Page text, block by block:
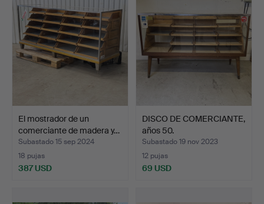
El mostrador de un
comerciante de madera y…
Subastado 15 sep 2024
18 pujas
387 USD
DISCO DE COMERCIANTE,
años 50.
Subastado 19 nov 2023
12 pujas
69 USD